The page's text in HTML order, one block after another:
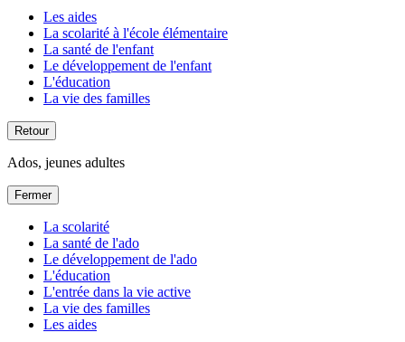
Les aides
La scolarité à l'école élémentaire
La santé de l'enfant
Le développement de l'enfant
L'éducation
La vie des familles
Retour
Ados, jeunes adultes
Fermer
La scolarité
La santé de l'ado
Le développement de l'ado
L'éducation
L'entrée dans la vie active
La vie des familles
Les aides